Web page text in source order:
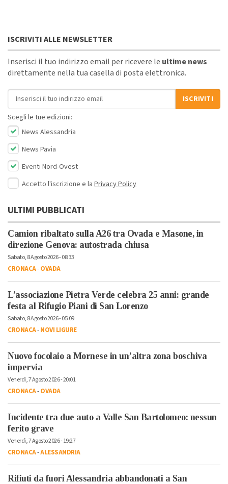
ISCRIVITI ALLE NEWSLETTER
Inserisci il tuo indirizzo email per ricevere le ultime news
direttamente nella tua casella di posta elettronica.
Indirizzo email
ISCRIVITI
Scegli le tue edizioni:
News Alessandria
News Pavia
Eventi Nord-Ovest
Accetto l'iscrizione e la Privacy Policy
ULTIMI PUBBLICATI
Camion ribaltato sulla A26 tra Ovada e Masone, in
direzione Genova: autostrada chiusa
Sabato, 8 Agosto 2026 - 08:33
CRONACA-OVADA
L’associazione Pietra Verde celebra 25 anni: grande
festa al Rifugio Piani di San Lorenzo
Sabato, 8 Agosto 2026 - 05:09
CRONACA-NOVI LIGURE
Nuovo focolaio a Mornese in un’altra zona boschiva
impervia
Venerdì, 7 Agosto 2026 - 20:01
CRONACA-OVADA
Incidente tra due auto a Valle San Bartolomeo: nessun
ferito grave
Venerdì, 7 Agosto 2026 - 19:27
CRONACA-ALESSANDRIA
Rifiuti da fuori Alessandria abbandonati a San